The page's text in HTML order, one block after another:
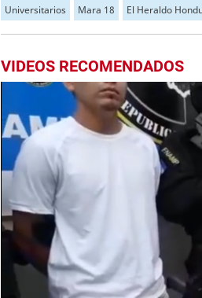
Universitarios Mara 18 El Heraldo
VIDEOS RECOMENDADOS